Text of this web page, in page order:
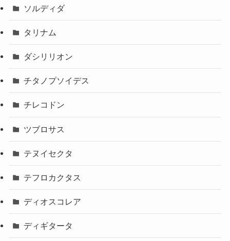
ソルディダ
タリナム
ダシリリオン
チタノプソイデス
チレコドン
ツブロサス
テヌイセクタ
テフロカクタス
ディオスコレア
ディギタータ